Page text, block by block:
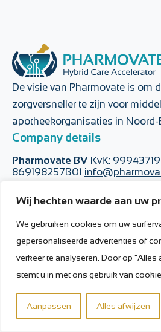
Wij hechten waarde aan uw
We gebruiken cookies om uw
gepersonaliseerde advertenties of
verkeer te analyseren. Door op "Alles
stemt u in met ons gebruik van
Aanpassen Alles afwijzen
De visie van Pharmovate is om
zorgversneller te zijn voor
apotheekorganisaties in Noord-
Company details
Pharmovate BV KvK:
869198257B01
Home
Contact
LinkedIn
Copyright © 2026 Pharmovate BV –
& Conditions
Site by Stoere Binken